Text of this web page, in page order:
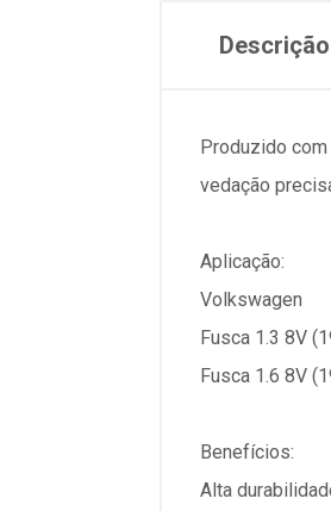
Descrição
Produzido
vedação
Aplicação:
Volkswagen
Fusca 1.3 8V
Fusca 1.6 8V
Benefícios:
Alta